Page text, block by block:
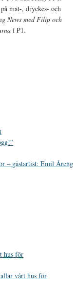
mat-, dryckes- och
News med Filip och
i P1.
– gästartist: Emil Åreng
hus för
vårt hus för